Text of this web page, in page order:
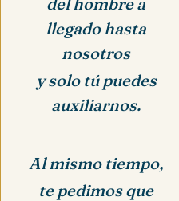
llegado hasta
nosotros
y solo tú puedes
auxiliarnos.
Al mismo tiempo,
te pedimos que